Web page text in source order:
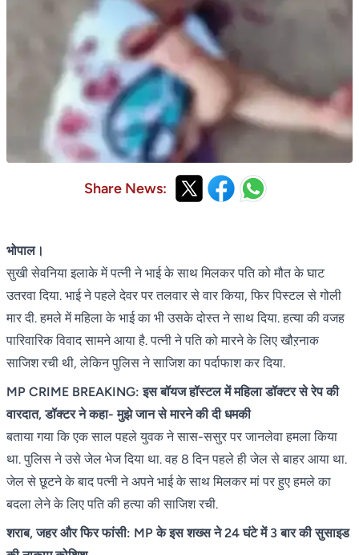
Share News:
भोपाल।
सुखी सेवनिया इलाके में पत्नी ने भाई के साथ मिलकर पति को मौत के घाट
उतरवा दिया. भाई ने पहले देवर पर तलवार से वार किया, फिर पिस्टल से गोली
मार दी. हमले में महिला के भाई का भी उसके दोस्त ने साथ दिया. हत्या की वजह
पारिवारिक विवाद सामने आया है. पत्नी ने पति को मारने के लिए खौऱनाक
साजिश रची थी, लेकिन पुलिस ने साजिश का पर्दाफाश कर दिया.
MP CRIME BREAKING: इस बॉयज हॉस्टल में महिला डॉक्टर से रेप की
वारदात, डॉक्टर ने कहा- मुझे जान से मारने की दी धमकी
बताया गया कि एक साल पहले युवक ने सास-ससुर पर जानलेवा हमला किया
था. पुलिस ने उसे जेल भेज दिया था. वह 8 दिन पहले ही जेल से बाहर आया था.
जेल से छूटने के बाद पत्नी ने अपने भाई के साथ मिलकर मां पर हुए हमले का
बदला लेने के लिए पति की हत्या की साजिश रची.
शराब, जहर और फिर फांसी: MP के इस शख्स ने 24 घंटे में 3 बार की सुसाइड